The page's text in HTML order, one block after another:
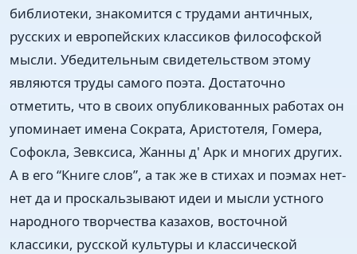
библиотеки, знакомится с трудами античных,
русских и европейских классиков философской
мысли. Убедительным свидетельством этому
являются труды самого поэта. Достаточно
отметить, что в своих опубликованных работах он
упоминает имена Сократа, Аристотеля, Гомера,
Софокла, Зевксиса, Жанны д' Арк и многих других.
А в его “Книге слов”, а так же в стихах и поэмах нет-
нет да и проскальзывают идеи и мысли устного
народного творчества казахов, восточной
классики, русской культуры и классической